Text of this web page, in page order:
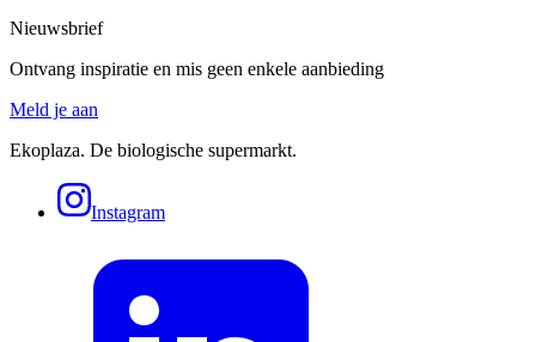
Nieuwsbrief
Ontvang inspiratie en mis geen enkele aanbieding
Meld je aan
Ekoplaza. De biologische supermarkt.
Instagram